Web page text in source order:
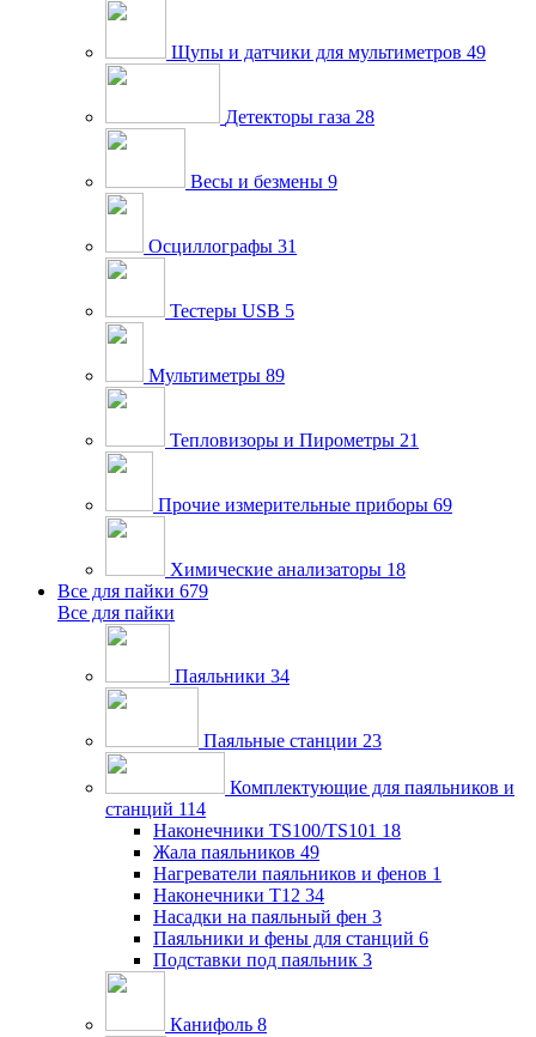
Щупы и датчики для мультиметров 49
Детекторы газа 28
Весы и безмены 9
Осциллографы 31
Тестеры USB 5
Мультиметры 89
Тепловизоры и Пирометры 21
Прочие измерительные приборы 69
Химические анализаторы 18
Все для пайки 679
Все для пайки
Паяльники 34
Паяльные станции 23
Комплектующие для паяльников и
станций 114
Наконечники TS100/TS101 18
Жала паяльников 49
Нагреватели паяльников и фенов 1
Наконечники T12 34
Насадки на паяльный фен 3
Паяльники и фены для станций 6
Подставки под паяльник 3
Канифоль 8